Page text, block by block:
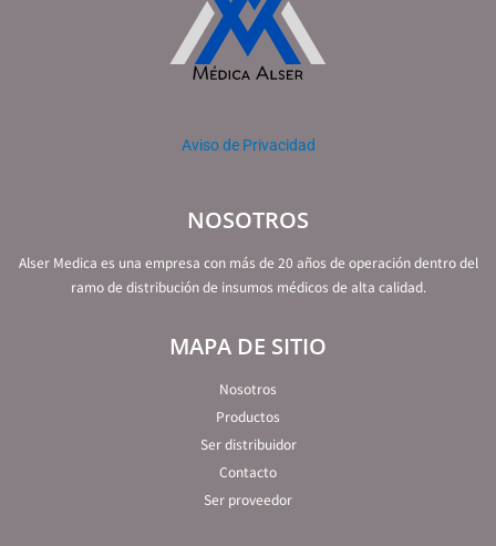
Aviso de Privacidad
NOSOTROS
Alser Medica es una empresa con más de 20 años de operación dentro del
ramo de distribución de insumos médicos de alta calidad.
MAPA DE SITIO
Nosotros
Productos
Ser distribuidor
Contacto
Ser proveedor